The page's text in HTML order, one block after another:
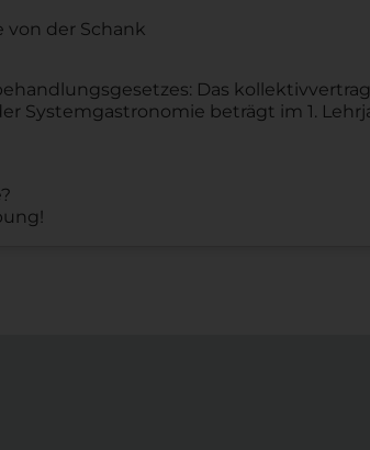
von der Schank
Das
Systemgastronomie beträgt im 1.